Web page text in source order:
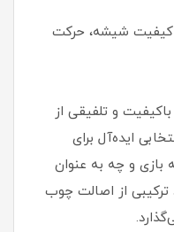
شیشه، حرکت
و تلفیقی از
ایده‌آل برای
و چه به عنوان
ترکیبی از اصالت چوب